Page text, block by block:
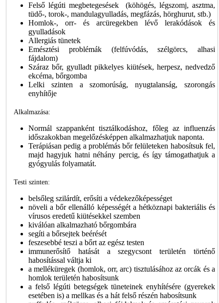
Felső légúti megbetegesések (köhögés, légszomj, asztma,
tüdő-, torok-, mandulagyulladás, megfázás, hörghurut, stb.)
Homlok-, orr- és arcüregekben lévő lerakódások és
gyulladások
Allergiás tünetek
Emésztési problémák (felfúvódás, szélgörcs, alhasi
fájdalom)
Száraz bőr, gyulladt pikkelyes kiütések, herpesz, nedvedző
ekcéma, bőrgomba
Lelki szinten a szomorúság, nyugtalanság, szorongás
enyhítője
Alkalmazása:
Normál szappanként tisztálkodáshoz, főleg az influenzás
időszakokban megelőzésképpen alkalmazhatjuk naponta.
Terápiásan pedig a problémás bőr felületeken habosítsuk fel,
majd hagyjuk hatni néhány percig, és így támogathatjuk a
gyógyulás folyamatát.
Testi szinten:
belsőleg szilárdít, erősíti a védekezőképességet
növeli a bőr ellenálló képességét a hétköznapi bakteriális és
vírusos eredetű kiütésekkel szemben
kiválóan alkalmazható bőrgombára
segíti a bőrsejtek beérését
feszesebbé teszi a bőrt az egész testen
immunerősítő hatását a szegycsont területén történő
habosítással váltja ki
a melléküregek (homlok, orr, arc) tisztulásához az orcák és a
homlok területén habosítsunk
a felső légúti betegségek tüneteinek enyhítésére (gyerekek
esetében is) a mellkas és a hát felső részén habosítsunk